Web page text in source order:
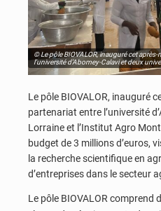
© Le pôle BIOVALOR, inauguré cet après-
l’université d’Abomey-Calavi et deux
Le pôle BIOVALOR, inauguré
partenariat entre l’université
Lorraine et l’Institut Agro
budget de 3 millions d’euros,
la recherche scientifique en
d’entreprises dans le secteur
Le pôle BIOVALOR comprend